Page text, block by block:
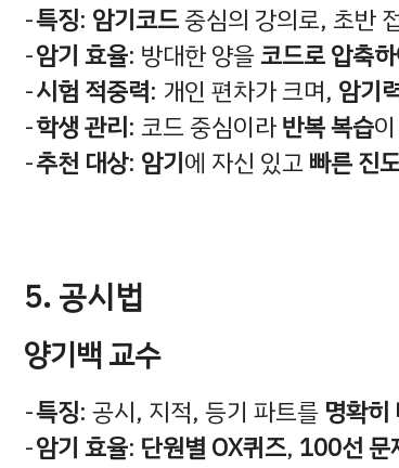
특징: 암기코드중심의 강의로, 초반
암기 효율: 방대한 양을코드로 압축
시험 적중력: 개인 편차가 크며, 암기
학생 관리: 코드 중심이라반복 복습
추천 대상: 암기에 자신 있고빠른 진
5. 공시법
양기백 교수
특징: 공시, 지적, 등기 파트를 명확히
암기 효율: 단원별 OX퀴즈, 100선 문